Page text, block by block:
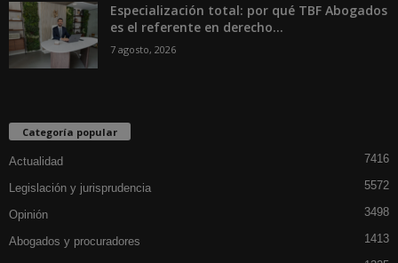
Especialización total: por qué TBF Abogados
es el referente en derecho...
7 agosto, 2026
Categoría popular
Actualidad 7416
Legislación y jurisprudencia 5572
Opinión 3498
Abogados y procuradores 1413